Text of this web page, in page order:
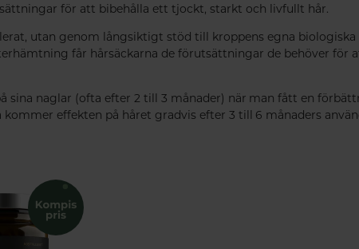
för att bibehålla ett tjockt, starkt och livfullt hår.
utan genom långsiktigt stöd till kroppens egna biologiska
får hårsäckarna de förutsättningar de behöver för
sina naglar (ofta efter 2 till 3 månader) när man fått en
effekten på håret gradvis efter 3 till 6 månaders